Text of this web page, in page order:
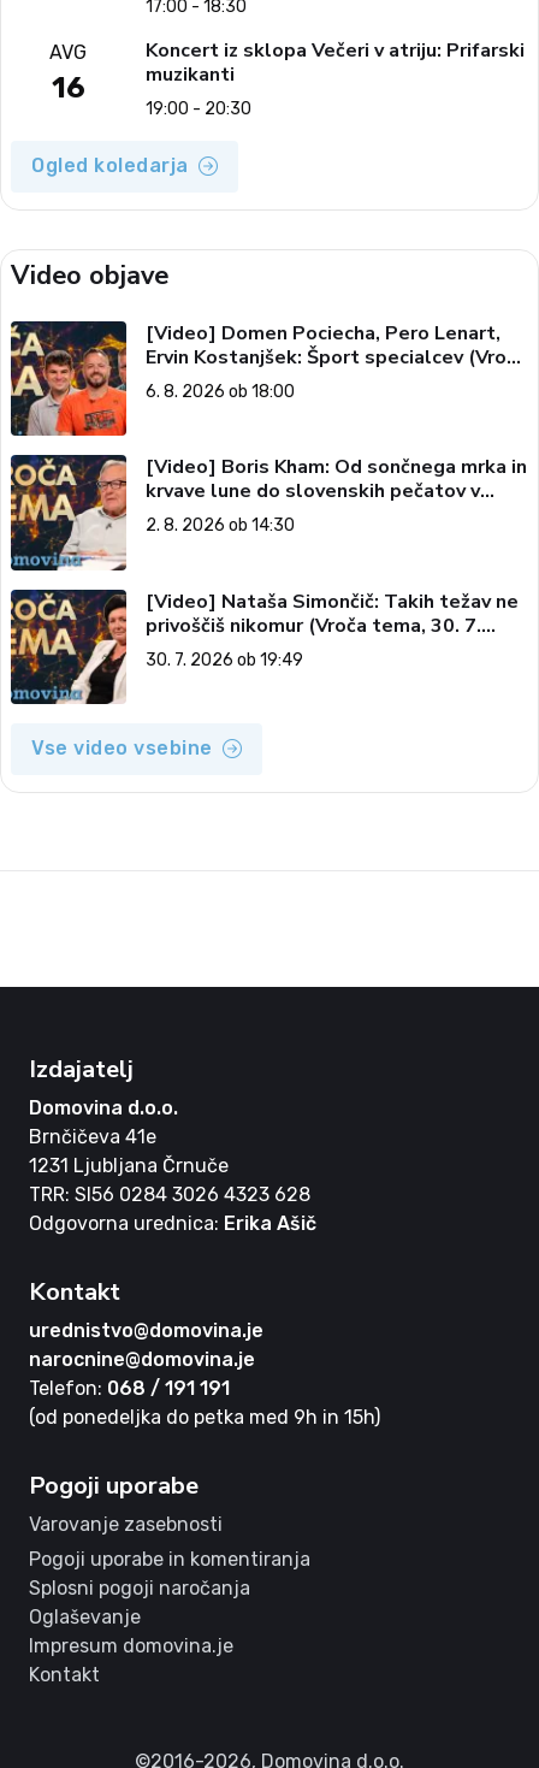
17:00 - 18:30
AVG
16
Koncert iz sklopa Večeri v atriju: Prifarski
muzikanti
19:00 - 20:30
Ogled koledarja
Video objave
[Video] Domen Pociecha, Pero Lenart,
Ervin Kostanjšek: Šport specialcev (Vroča
tema, 6. 8. 2026)
6. 8. 2026 ob 18:00
[Video] Boris Kham: Od sončnega mrka in
krvave lune do slovenskih pečatov v
vesolju (Vroča tema, 2. 8. 2026)
2. 8. 2026 ob 14:30
[Video] Nataša Simončič: Takih težav ne
privoščiš nikomur (Vroča tema, 30. 7.
2026)
30. 7. 2026 ob 19:49
Vse video vsebine
Izdajatelj
Domovina d.o.o.
Brnčičeva 41e
1231 Ljubljana Črnuče
TRR: SI56 0284 3026 4323 628
Odgovorna urednica: Erika Ašič
Kontakt
urednistvo@domovina.je
narocnine@domovina.je
Telefon: 068 / 191 191
(od ponedeljka do petka med 9h in 15h)
Pogoji uporabe
Varovanje zasebnosti
Pogoji uporabe in komentiranja
Splosni pogoji naročanja
Oglaševanje
Impresum domovina.je
Kontakt
©2016-2026, Domovina d.o.o.